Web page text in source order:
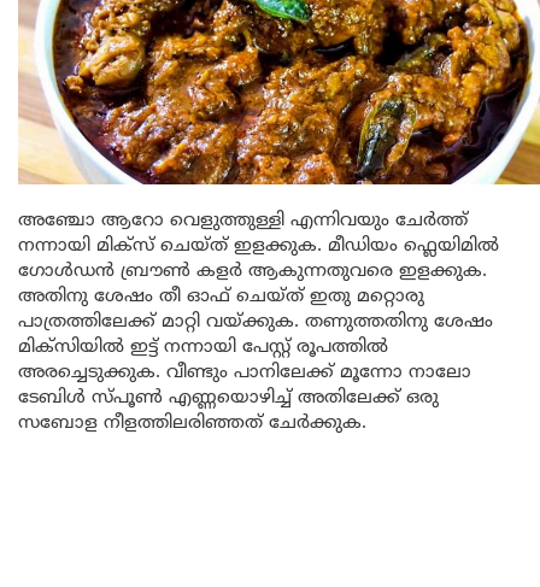
അഞ്ചോ ആറോ വെളുത്തുള്ളി എന്നിവയും ചേർത്ത്
നന്നായി മിക്സ് ചെയ്ത് ഇളക്കുക. മീഡിയം ഫ്ലെയിമിൽ
ഗോൾഡൻ ബ്രൗൺ കളർ ആകുന്നതുവരെ ഇളക്കുക.
അതിനു ശേഷം തീ ഓഫ് ചെയ്ത് ഇതു മറ്റൊരു
പാത്രത്തിലേക്ക് മാറ്റി വയ്ക്കുക. തണുത്തതിനു ശേഷം
മിക്സിയിൽ ഇട്ട് നന്നായി പേസ്റ്റ് രൂപത്തിൽ
അരച്ചെടുക്കുക. വീണ്ടും പാനിലേക്ക് മൂന്നോ നാലോ
ടേബിൾ സ്പൂൺ എണ്ണയൊഴിച്ച് അതിലേക്ക് ഒരു
സബോള നീളത്തിലരിഞ്ഞത് ചേർക്കുക.